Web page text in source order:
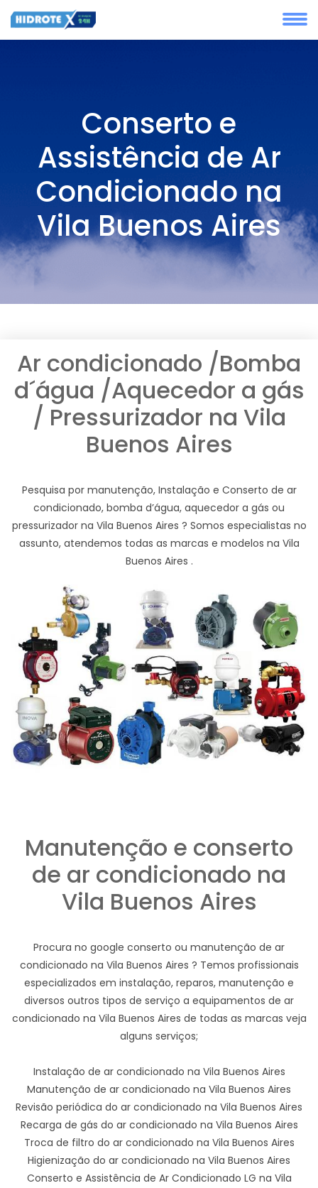
Conserto e
Assistência de Ar
Condicionado na
Vila Buenos Aires
Ar condicionado /Bomba
d´água /Aquecedor a gás
/ Pressurizador na Vila
Buenos Aires
Pesquisa por manutenção, Instalação e Conserto de ar
condicionado, bomba d’água, aquecedor a gás ou
pressurizador na Vila Buenos Aires ? Somos especialistas no
assunto, atendemos todas as marcas e modelos na Vila
Buenos Aires .
Manutenção e conserto
de ar condicionado na
Vila Buenos Aires
Procura no google conserto ou manutenção de ar
condicionado na Vila Buenos Aires ? Temos profissionais
especializados em instalação, reparos, manutenção e
diversos outros tipos de serviço a equipamentos de ar
condicionado na Vila Buenos Aires de todas as marcas veja
alguns serviços;
Instalação de ar condicionado na Vila Buenos Aires
Manutenção de ar condicionado na Vila Buenos Aires
Revisão periódica do ar condicionado na Vila Buenos Aires
Recarga de gás do ar condicionado na Vila Buenos Aires
Troca de filtro do ar condicionado na Vila Buenos Aires
Higienização do ar condicionado na Vila Buenos Aires
Conserto e Assistência de Ar Condicionado LG na Vila